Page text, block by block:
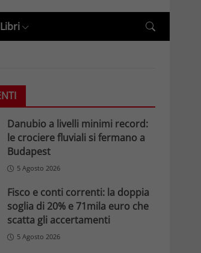
Danubio a livelli minimi record:
le crociere fluviali si fermano a
Budapest
5 Agosto 2026
Fisco e conti correnti: la doppia
soglia di 20% e 71mila euro che
scatta gli accertamenti
5 Agosto 2026